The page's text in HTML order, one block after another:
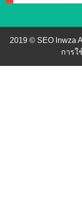
2019 © SEO lnwza
การใ